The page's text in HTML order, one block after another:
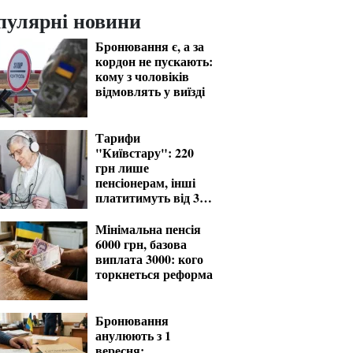
новини
Бронювання є, а за
кордон не пускають:
кому з чоловіків
відмовлять у виїзді
Тарифи
"Київстару": 220
грн лише
пенсіонерам, інші
платитимуть від 370
Мінімальна пенсія
6000 грн, базова
виплата 3000: кого
торкнеться реформа
Бронювання
анулюють з 1